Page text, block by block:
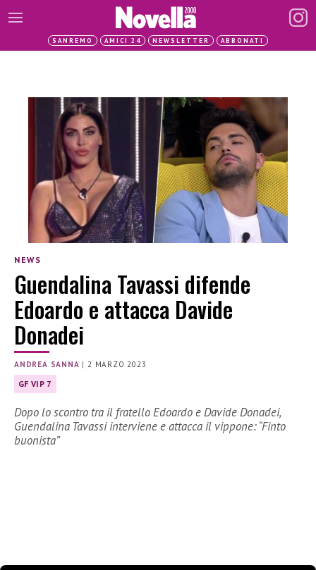
SANREMO AMICI 24 NEWSLETTER ABBONATI
NEWS
Guendalina Tavassi difende
Edoardo e attacca Davide
Donadei
ANDREA SANNA |2 MARZO 2023
GF VIP 7
Dopo lo scontro tra il fratello Edoardo e Davide Donadei,
Guendalina Tavassi interviene e attacca il vippone: “Finto
buonista”